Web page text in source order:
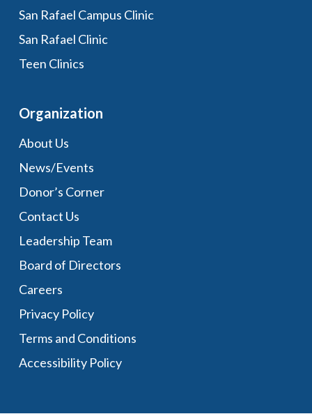
San Rafael Campus Clinic
San Rafael Clinic
Teen Clinics
Organization
About Us
News/Events
Donor’s Corner
Contact Us
Leadership Team
Board of Directors
Careers
Privacy Policy
Terms and Conditions
Accessibility Policy